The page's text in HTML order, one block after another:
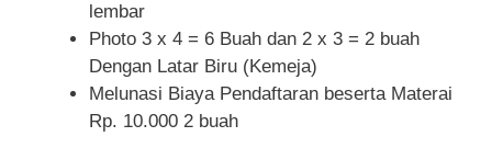
lembar
Photo 3 x 4 = 6 Buah dan 2 x 3 = 2 buah
Dengan Latar Biru (Kemeja)
Melunasi Biaya Pendaftaran beserta Materai
Rp. 10.000 2 buah